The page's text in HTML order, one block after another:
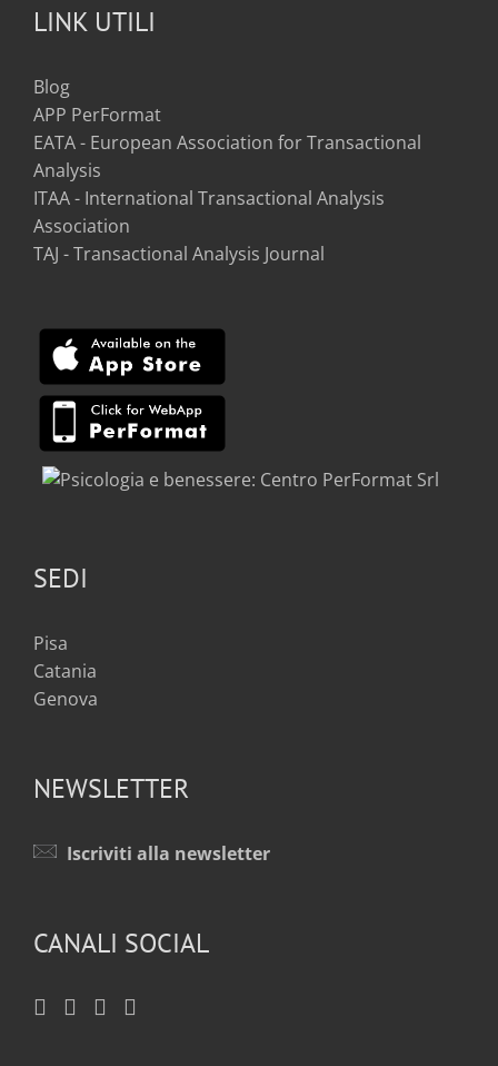
LINK UTILI
Blog
APP PerFormat
EATA - European Association for Transactional
Analysis
ITAA - International Transactional Analysis
Association
TAJ - Transactional Analysis Journal
SEDI
Pisa
Catania
Genova
NEWSLETTER
Iscriviti alla newsletter
CANALI SOCIAL